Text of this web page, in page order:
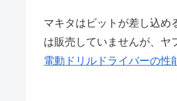
マキタはビットが差し込め
は販売していませんが、ヤ
電動ドリルドライバーの性